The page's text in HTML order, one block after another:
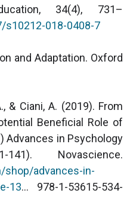
34(4), 731–
s10212-018-0408-7
and Adaptation. Oxford
& Ciani, A. (2019). From
Beneficial Role of
Advances in Psychology
Novascience.
shop/advances-in-
13... 978-1-53615-534-